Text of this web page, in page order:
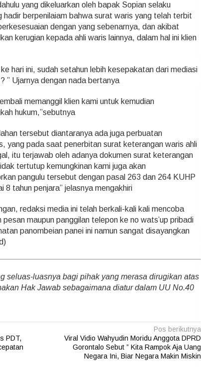
yang dikeluarkan oleh bapak Sopian selaku
hadir berpenilaiam bahwa surat waris yang telah terbit
dengan yang sebenarnya, dan akibat
kerugian kepada ahli waris lainnya, dalam hal ini klien
hari ini, sudah setahun lebih kesepakatan dari mediasi
” Ujarnya dengan nada bertanya
memanggil klien kami untuk kemudian
hukum,”sebutnya
tersebut diantaranya ada juga perbuatan
yang pada saat penerbitan surat keterangan waris ahli
itu terjawab oleh adanya dokumen surat keterangan
tertutup kemungkinan kami juga akan
pangulu tersebut dengan pasal 263 dan 264 KUHP
8 tahun penjara” jelasnya mengakhiri
redaksi media ini telah berkali-kali kali mencoba
maupun panggilan telepon ke no wats’up pribadi
panombeian panei ini namun sangat disayangkan
seluas-luasnya bagi pihak yang merasa dirugikan atas
Hak Jawab sebagaimana diatur dalam UU No.40
PDT,
Pos berikutnya
Viral Vidio Wahyudin Moridu Anggota DPRD
Gorontalo Sebut ” Kita Rampok Aja Uang
Negara Ini, Biar Negara Makin Miskin